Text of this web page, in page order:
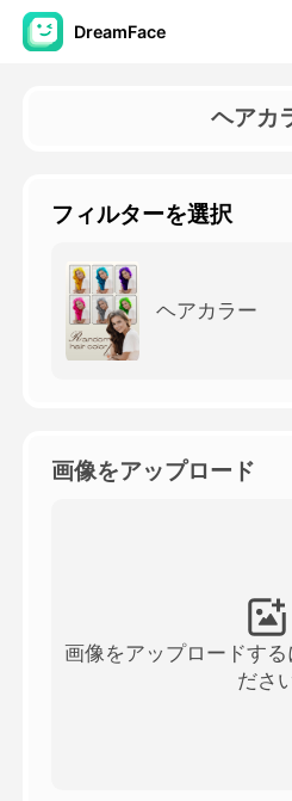
DreamFace
製品ニュース製品案内会社
人工知能の写真
その他のツール
製品ニュース製品案内会社
ヘアカ
フィルターを選択
ヘアカラー
画像をアップロード
画像をアップロードする
ださ